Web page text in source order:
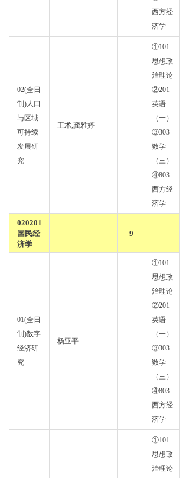
西方经
济学
02(全日
制)人口
与区域
可持续
发展研
究
王术,龚雅婷
①101
思想政
治理论
②201
英语
（一）
③303
数学
（三）
④803
西方经
济学
020201
国民经
济学
9
01(全日
制)数字
经济研
究
杨亚平
①101
思想政
治理论
②201
英语
（一）
③303
数学
（三）
④803
西方经
济学
①101
思想政
治理论